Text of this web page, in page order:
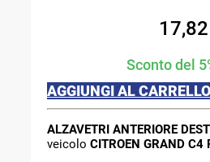
17,82
Sconto del
AGGIUNGI AL CARRELLO
ALZAVETRI ANTERIORE
veicolo CITROEN GRAND C4